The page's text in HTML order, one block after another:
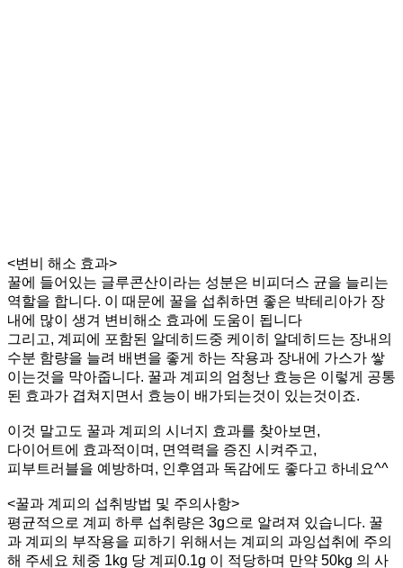
<변비 해소 효과>
꿀에 들어있는 글루콘산이라는 성분은 비피더스 균을 늘리는
역할을 합니다. 이 때문에 꿀을 섭취하면 좋은 박테리아가 장
내에 많이 생겨 변비해소 효과에 도움이 됩니다
그리고, 계피에 포함된 알데히드중 케이히 알데히드는 장내의
수분 함량을 늘려 배변을 좋게 하는 작용과 장내에 가스가 쌓
이는것을 막아줍니다. 꿀과 계피의 엄청난 효능은 이렇게 공통
된 효과가 겹쳐지면서 효능이 배가되는것이 있는것이죠.
이것 말고도 꿀과 계피의 시너지 효과를 찾아보면,
다이어트에 효과적이며, 면역력을 증진 시켜주고,
피부트러블을 예방하며, 인후염과 독감에도 좋다고 하네요^^
<꿀과 계피의 섭취방법 및 주의사항>
평균적으로 계피 하루 섭취량은 3g으로 알려져 있습니다. 꿀
과 계피의 부작용을 피하기 위해서는 계피의 과잉섭취에 주의
해 주세요 체중 1kg 당 계피0.1g 이 적당하며 만약 50kg 의 사